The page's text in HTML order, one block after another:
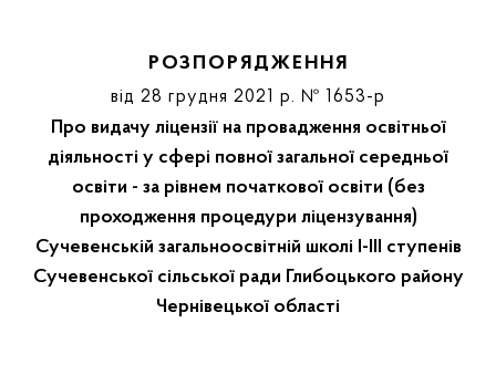
РОЗПОРЯДЖЕННЯ
від 28 грудня 2021 р. № 1653-р
Про видачу ліцензії на провадження освітньої
діяльності у сфері повної загальної середньої
освіти - за рівнем початкової освіти (без
проходження процедури ліцензування)
Сучевенській загальноосвітній школі І-ІІІ ступенів
Сучевенської сільської ради Глибоцького району
Чернівецької області